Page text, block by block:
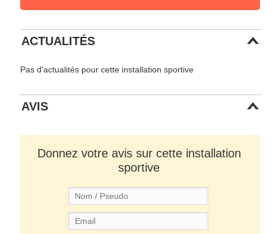
ACTUALITÉS
Pas d'actualités pour cette installation sportive
AVIS
Donnez votre avis sur cette installation
sportive